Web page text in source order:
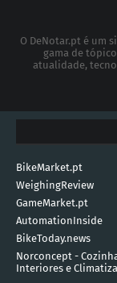
O DeNotar.pt é um
gama de
atualidade,
BikeMarket.pt
WeighingReview
GameMarket.pt
AutomationInside
BikeToday.news
Norconcept -
Interiores e